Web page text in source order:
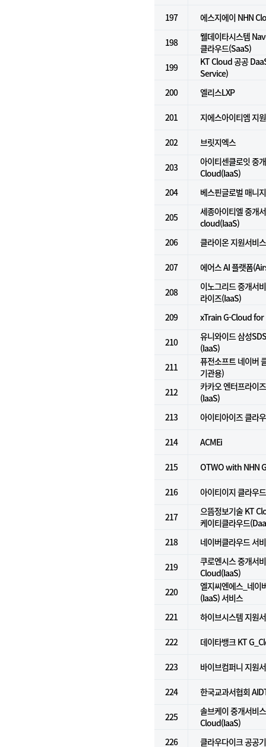
197 에스지에이 NHN
198
웰데이타시스템
클라우드(SaaS)
199
KT Cloud 공공
Service)
200
엘리스LXP
201 지에스아이티엠 지
202 브릿지엑스
203
아이티센클로잇 중
Cloud(IaaS)
204
베스핀글로벌 매니
205
세종아이티엘 중개
cloud(IaaS)
206
클라이온 지원서비스
207 에어스 AI 플랫폼
208
이노그리드 중개서
라이즈(IaaS)
209
xTrain G-Cloud
210
유니와이드 삼성
(IaaS)
211
퓨전소프트 네이버
기관용)
212
카카오 엔터프라이
(IaaS)
213
아이티아이즈 클라
214 ACMEi
215 OTWO with NHN
216 아이티이지 클라우
217
으뜸정보기술 KT
케이티클라우드
218
네이버클라우드 서
219
쿠로엔시스 중개서
Cloud(IaaS)
220
엘지씨엔에스_네이
(IaaS) 서비스
221
하이브시스템 지원
222 데이타뱅크 KT
223 바이브컴퍼니 지원
224 한국교과서협회
225
솔브케이 중개서비
Cloud(IaaS)
226
클라우다이크 공공